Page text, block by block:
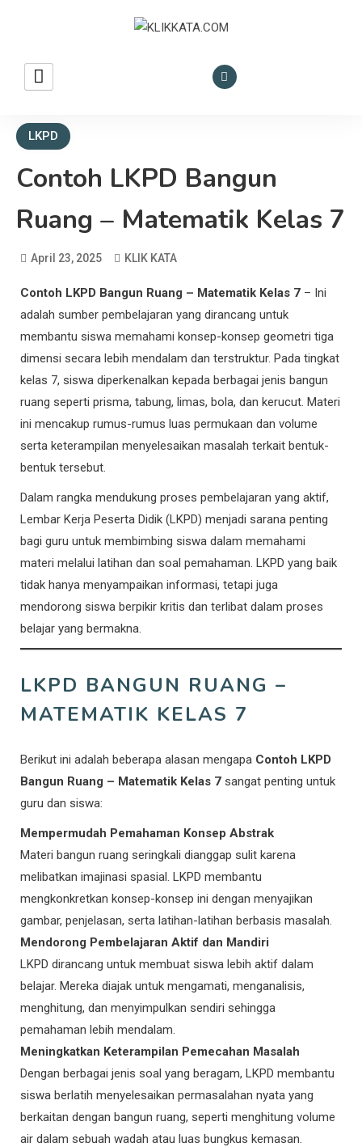
KLIK KATA – Referensi
Bisnis dan Ekonomi
LKPD
Contoh LKPD Bangun
Ruang – Matematik Kelas 7
April 23, 2025 KLIK KATA
Contoh LKPD Bangun Ruang – Matematik Kelas 7 – Ini
adalah sumber pembelajaran yang dirancang untuk
membantu siswa memahami konsep-konsep geometri tiga
dimensi secara lebih mendalam dan terstruktur. Pada tingkat
kelas 7, siswa diperkenalkan kepada berbagai jenis bangun
ruang seperti prisma, tabung, limas, bola, dan kerucut. Materi
ini mencakup rumus-rumus luas permukaan dan volume
serta keterampilan menyelesaikan masalah terkait bentuk-
bentuk tersebut.
Dalam rangka mendukung proses pembelajaran yang aktif,
Lembar Kerja Peserta Didik (LKPD) menjadi sarana penting
bagi guru untuk membimbing siswa dalam memahami
materi melalui latihan dan soal pemahaman. LKPD yang baik
tidak hanya menyampaikan informasi, tetapi juga
mendorong siswa berpikir kritis dan terlibat dalam proses
belajar yang bermakna.
LKPD BANGUN RUANG –
MATEMATIK KELAS 7
Berikut ini adalah beberapa alasan mengapa Contoh LKPD
Bangun Ruang – Matematik Kelas 7 sangat penting untuk
guru dan siswa:
Mempermudah Pemahaman Konsep Abstrak
Materi bangun ruang seringkali dianggap sulit karena
melibatkan imajinasi spasial. LKPD membantu
mengkonkretkan konsep-konsep ini dengan menyajikan
gambar, penjelasan, serta latihan-latihan berbasis masalah.
Mendorong Pembelajaran Aktif dan Mandiri
LKPD dirancang untuk membuat siswa lebih aktif dalam
belajar. Mereka diajak untuk mengamati, menganalisis,
menghitung, dan menyimpulkan sendiri sehingga
pemahaman lebih mendalam.
Meningkatkan Keterampilan Pemecahan Masalah
Dengan berbagai jenis soal yang beragam, LKPD membantu
siswa berlatih menyelesaikan permasalahan nyata yang
berkaitan dengan bangun ruang, seperti menghitung volume
air dalam sebuah wadah atau luas bungkus kemasan.